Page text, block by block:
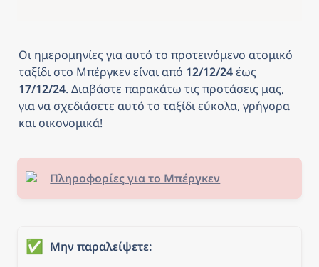
Οι ημερομηνίες για αυτό το προτεινόμενο ατομικό
ταξίδι στο Μπέργκενείναι από 12/12/24 έως
17/12/24. Διαβάστε παρακάτω τις προτάσεις μας,
για να σχεδιάσετε αυτό το ταξίδι εύκολα, γρήγορα
και οικονομικά!
Πληροφορίες για το Μπέργκεν
✅